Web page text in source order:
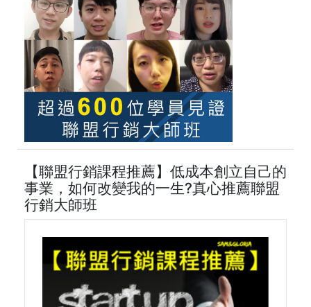
【聯盟行銷課程推薦】低成本創立自己的
事業，如何改變我的一生?真心推薦聯盟
行銷大師班